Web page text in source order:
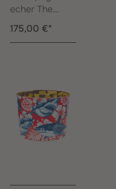
echer The
Flamingos
175,00 €*